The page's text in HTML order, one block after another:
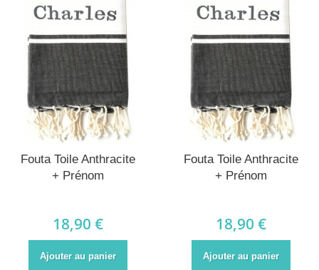
Fouta Toile Anthracite
+ Prénom
18,90 €
Ajouter au panier
Fouta Toile Anthracite
+ Prénom
18,90 €
Ajouter au panier